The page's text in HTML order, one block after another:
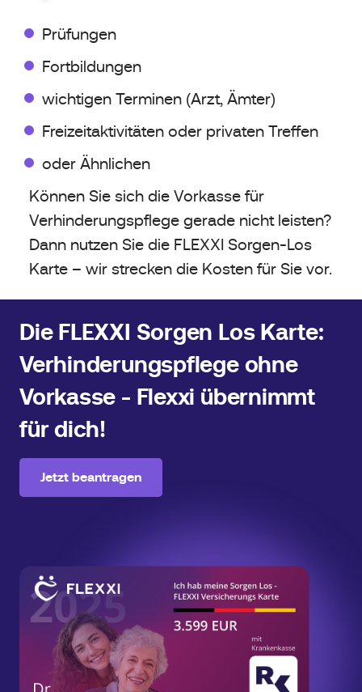
Prüfungen
Fortbildungen
wichtigen Terminen (Arzt, Ämter)
Freizeitaktivitäten oder privaten Treffen
oder Ähnlichen
Können Sie sich die Vorkasse für
Verhinderungspflege gerade nicht leisten?
Dann nutzen Sie die FLEXXI Sorgen-Los
Karte – wir strecken die Kosten für Sie vor.
Die FLEXXI Sorgen Los Karte:
Verhinderungspflege ohne
Vorkasse - Flexxi übernimmt
für dich!
Jetzt beantragen